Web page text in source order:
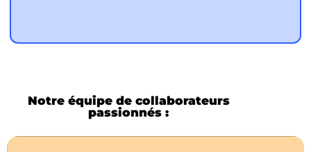
Notre équipe de collaborateurs
passionnés :